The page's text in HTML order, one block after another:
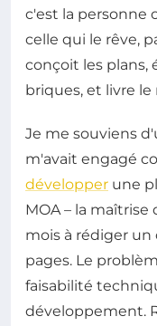
c'est la personne
celle qui le rêve,
conçoit les plans,
briques, et livre
Je me souviens
m'avait engagé
développer une
MOA – la maîtrise
mois à rédiger un
pages. Le
faisabilité
développement.